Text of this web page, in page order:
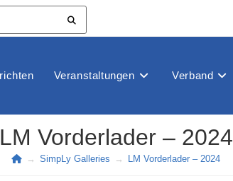
Veranstaltungen Verband
LM Vorderlader – 2024
→ SimpLy Galleries → LM Vorderlader – 2024